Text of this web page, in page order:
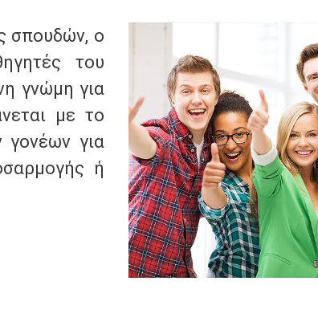
σπουδών, ο
του
γνώμη για
με το
για
ή